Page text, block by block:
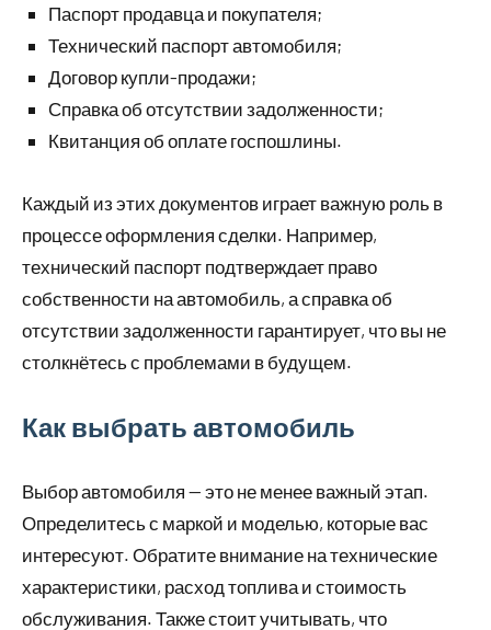
Паспорт продавца и покупателя;
Технический паспорт автомобиля;
Договор купли-продажи;
Справка об отсутствии задолженности;
Квитанция об оплате госпошлины.
Каждый из этих документов играет важную роль в
процессе оформления сделки. Например,
технический паспорт подтверждает право
собственности на автомобиль, а справка об
отсутствии задолженности гарантирует, что вы не
столкнётесь с проблемами в будущем.
Как выбрать автомобиль
Выбор автомобиля — это не менее важный этап.
Определитесь с маркой и моделью, которые вас
интересуют. Обратите внимание на технические
характеристики, расход топлива и стоимость
обслуживания. Также стоит учитывать, что